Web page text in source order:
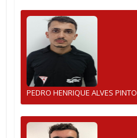
PEDRO HENRIQUE ALVES PINTO